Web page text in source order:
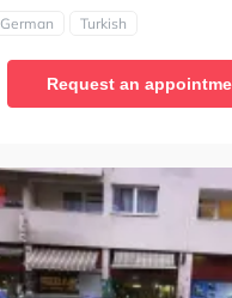
German Turkish
Request an